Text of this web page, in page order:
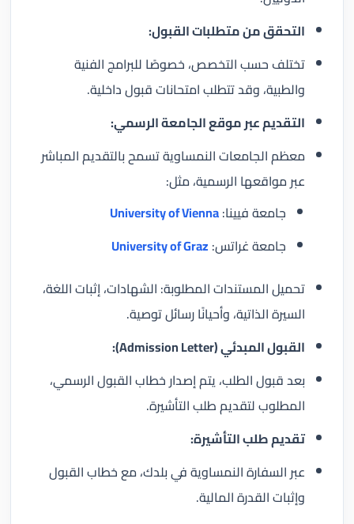
التحقق من متطلبات القبول:
تختلف حسب التخصص، خصوصًا للبرامج الفنية
والطبية، وقد تتطلب امتحانات قبول داخلية.
التقديم عبر موقع الجامعة الرسمي:
معظم الجامعات النمساوية تسمح بالتقديم المباشر
عبر مواقعها الرسمية، مثل:
جامعة فيينا:University of Vienna
جامعة غراتس: University of Graz
تحميل المستندات المطلوبة: الشهادات، إثبات اللغة،
السيرة الذاتية، وأحيانًا رسائل توصية.
القبول المبدئي (Admission Letter):
بعد قبول الطلب، يتم إصدار خطاب القبول الرسمي،
المطلوب لتقديم طلب التأشيرة.
تقديم طلب التأشيرة:
عبر السفارة النمساوية في بلدك، مع خطاب القبول
وإثبات القدرة المالية.